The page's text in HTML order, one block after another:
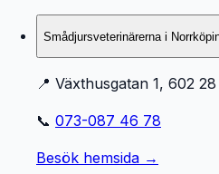
Smådjursveterinärerna i
📍 Växthusgatan 1, 602
📞 073-087 46 78
Besök hemsida →